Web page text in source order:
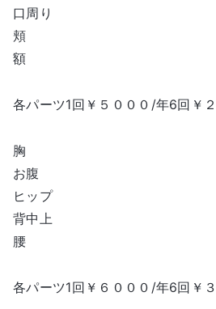
口周り
頬
額
各パーツ1回￥５０００/年6回￥
胸
お腹
ヒップ
背中上
腰
各パーツ1回￥６０００/年6回￥